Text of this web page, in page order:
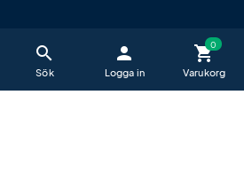
oss / FAQ close
search person shopping_cart